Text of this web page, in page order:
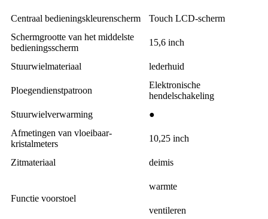
Centraal bedieningskleurenscherm
Touch LCD-scherm
Schermgrootte van het middelste
bedieningsscherm
15,6 inch
Stuurwielmateriaal lederhuid
Ploegendienstpatroon
Elektronische
hendelschakeling
Stuurwielverwarming
●
Afmetingen van vloeibaar-
kristalmeters
10,25 inch
Zitmateriaal deimis
Functie voorstoel
warmte
ventileren